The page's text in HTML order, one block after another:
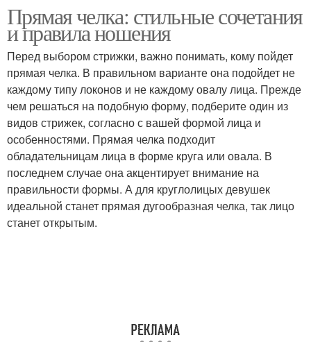
Удлиненная челка Челка по форме
Челка для овального
лица
Челка для
прямоугольного лица
Челка для вытянутого
лица
Челка для квадратного
лица
Прямая челка: стильные сочетания
и правила ношения
Перед выбором стрижки, важно понимать, кому пойдет
прямая челка. В правильном варианте она подойдет не
каждому типу локонов и не каждому овалу лица. Прежде
чем решаться на подобную форму, подберите один из
видов стрижек, согласно с вашей формой лица и
особенностями. Прямая челка подходит
обладательницам лица в форме круга или овала. В
последнем случае она акцентирует внимание на
правильности формы. А для круглолицых девушек
идеальной станет прямая дугообразная челка, так лицо
станет открытым.